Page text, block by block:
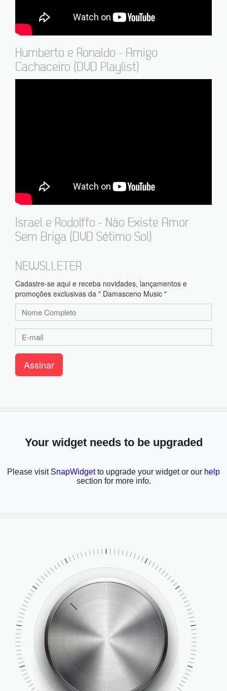
Humberto e Ronaldo - Amigo
Cachaceiro (DVD Playlist)
Israel e Rodolffo - Não Existe Amor
Sem Briga (DVD Sétimo Sol)
NEWSLLETER
Cadastre-se aqui e receba novidades, lançamentos e
promoções exclusivas da " Damasceno Music "
Assinar